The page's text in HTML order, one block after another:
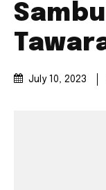
July 10, 2023